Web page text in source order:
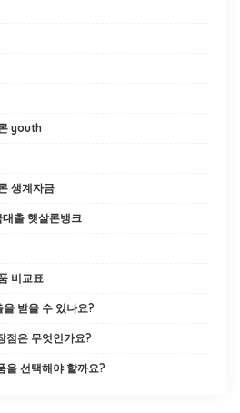
youth
생계자금
출 햇살론뱅크
비교표
받을 수 있나요?
점은 무엇인가요?
을 선택해야 할까요?